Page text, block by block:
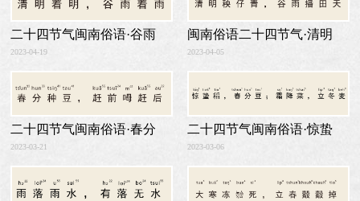
二十四节气闽南俗语·谷雨
2023-04-19
闽南俗语二十四节气·清明
2023-04-05
二十四节气闽南俗语·春分
2023-03-21
二十四节气闽南俗语·惊蛰
2023-03-06